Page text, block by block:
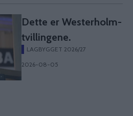
Dette er Westerholm-
tvillingene.
LAGBYGGET 2026/27
2026-08-05